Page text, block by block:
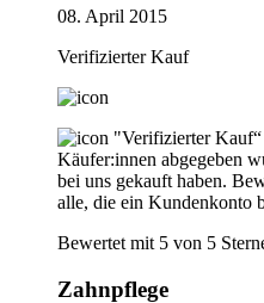
08. April 2015
Verifizierter Kauf
"Verifizierter Kauf“
Käufer:innen abgegeben
bei uns gekauft haben.
alle, die ein Kundenkonto
Bewertet mit 5 von 5
Zahnpflege